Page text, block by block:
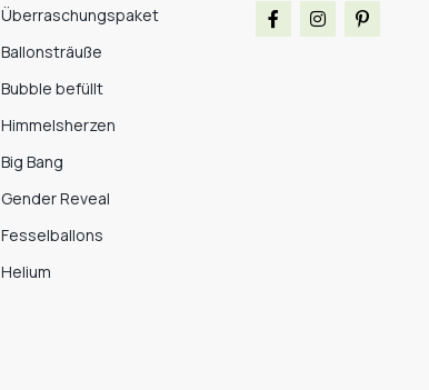
Überraschungspaket
Ballonsträuße
Bubble befüllt
Himmelsherzen
Big Bang
Gender Reveal
Fesselballons
Helium